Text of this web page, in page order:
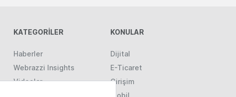
KATEGORILER
Haberler
Webrazzi Insights
Videolar
KONULAR
Dijital
E-Ticaret
Girişim
Mobil